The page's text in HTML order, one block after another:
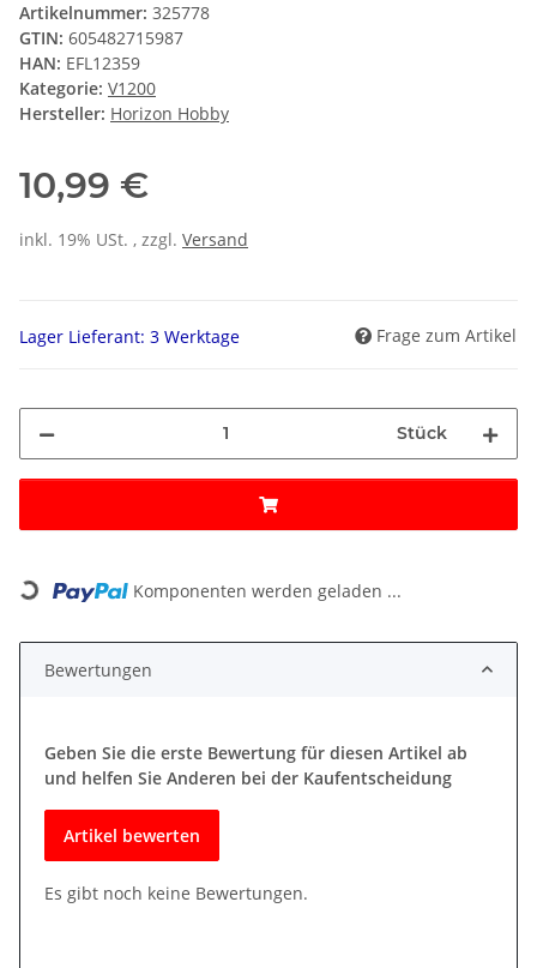
Artikelnummer: 325778
GTIN: 605482715987
HAN: EFL12359
Kategorie: V1200
Hersteller: Horizon Hobby
10,99 €
inkl. 19% USt. , zzgl. Versand
Lager Lieferant: 3 Werktage Frage zum Artikel
Stück
Loading... Komponenten werden geladen ...
Bewertungen
Geben Sie die erste Bewertung für diesen Artikel ab
und helfen Sie Anderen bei der Kaufentscheidung
Artikel bewerten
Es gibt noch keine Bewertungen.